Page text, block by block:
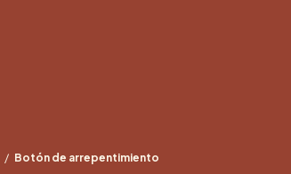
/ Botón de arrepentimiento